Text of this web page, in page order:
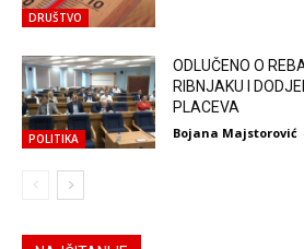
DRUŠTVO
POLITIKA
ODLUČENO O
RIBNJAKU I
PLACEVA
Bojana Majstorović